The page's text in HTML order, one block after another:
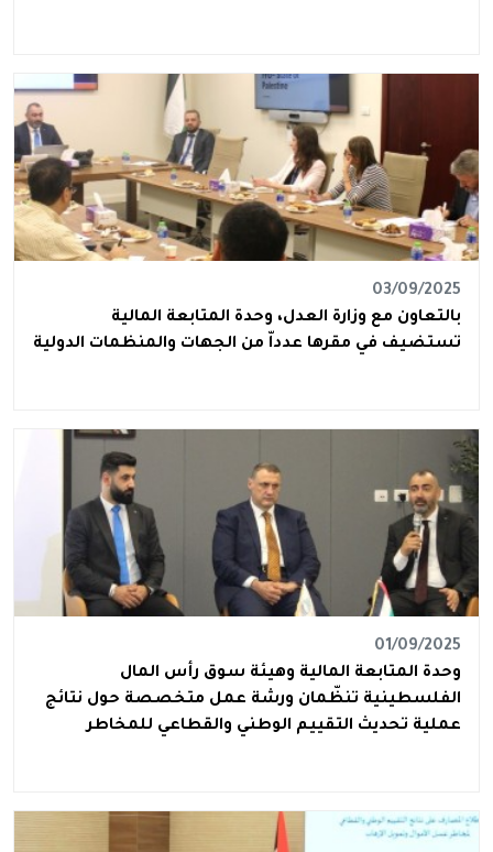
03/09/2025
بالتعاون مع وزارة العدل، وحدة المتابعة المالية
تستضيف في مقرها عدداّ من الجهات والمنظمات الدولية
01/09/2025
وحدة المتابعة المالية وهيئة سوق رأس المال
الفلسطينية تنظّمان ورشة عمل متخصصة حول نتائج
عملية تحديث التقييم الوطني والقطاعي للمخاطر